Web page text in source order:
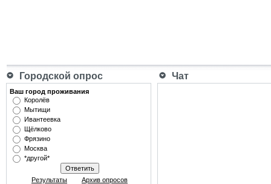
Городской опрос Чат
Ваш город проживания
Королёв
Мытищи
Ивантеевка
Щёлково
Фрязино
Москва
*другой*
Результаты Архив опросов